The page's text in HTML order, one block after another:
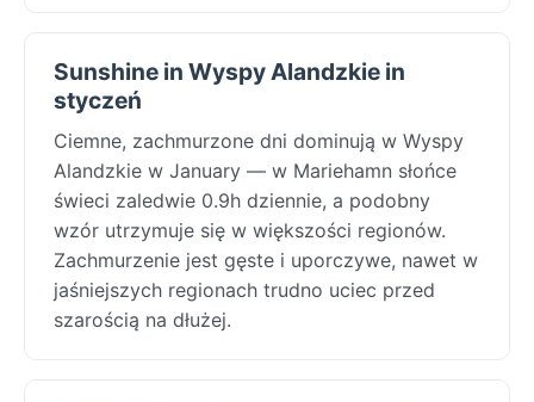
Sunshine in Wyspy Alandzkie in
styczeń
Ciemne, zachmurzone dni dominują w Wyspy
Alandzkie w January — w Mariehamn słońce
świeci zaledwie 0.9h dziennie, a podobny
wzór utrzymuje się w większości regionów.
Zachmurzenie jest gęste i uporczywe, nawet w
jaśniejszych regionach trudno uciec przed
szarością na dłużej.